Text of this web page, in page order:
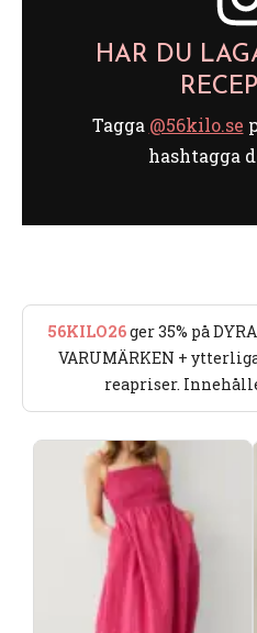
HAR DU
Tagga @56kilo.se
hashtagga
56KILO26ger 35% på
VARUMÄRKEN +
reapriser.